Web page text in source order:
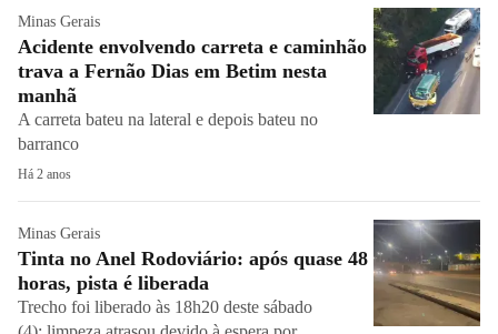
Minas Gerais
Acidente envolvendo carreta e caminhão
trava a Fernão Dias em Betim nesta
manhã
A carreta bateu na lateral e depois bateu no
barranco
Há 2 anos
Minas Gerais
Tinta no Anel Rodoviário: após quase 48
horas, pista é liberada
Trecho foi liberado às 18h20 deste sábado